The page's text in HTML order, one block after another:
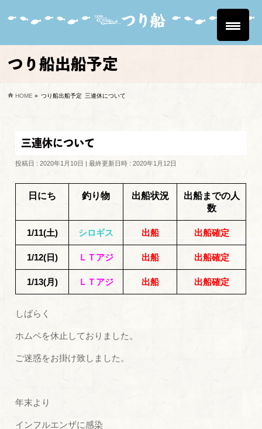
つり船出船予定
HOME » つり船出船予定 三連休について
三連休について
投稿日 : 2020年1月10日 最終更新日時 : 2020年1月12日
日にち 釣り物 出船状況
出船までの人
数
1/11(土) シロギス 出船 出船確定
1/12(日) ＬＴアジ 出船 出船確定
1/13(月) ＬＴアジ 出船 出船確定
しばらく
ホムペを休止しておりました。
ご迷惑をお掛け致しました。
年末より
インフルエンザに感染